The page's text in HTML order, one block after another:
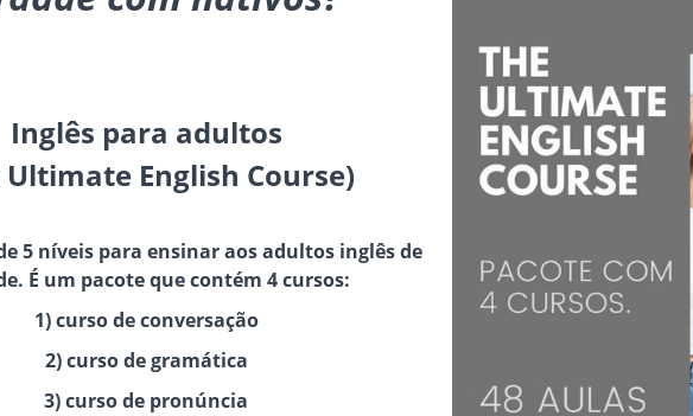
Inglês para adultos
Ultimate English Course)
5 níveis para ensinar aos adultos inglês de
É um pacote que contém 4 cursos:
1) curso de conversação
2) curso de gramática
3) curso de pronúncia